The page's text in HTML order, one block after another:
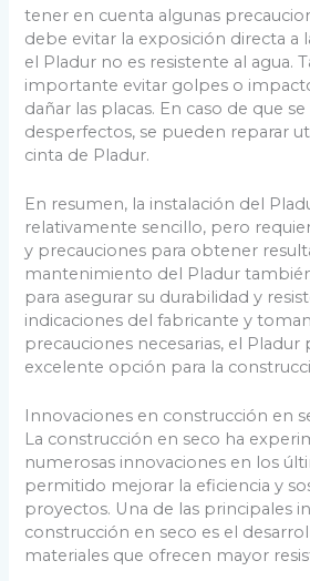
tener en cuenta algunas
debe evitar la exposición directa a
el Pladur no es resistente al agua.
importante evitar golpes o
dañar las placas. En caso de que
desperfectos, se pueden reparar
cinta de Pladur.
En resumen, la instalación del
relativamente sencillo, pero
y precauciones para obtener
mantenimiento del Pladur
para asegurar su durabilidad y
indicaciones del fabricante y
precauciones necesarias, el Pladur
excelente opción para la
Innovaciones en construcción en
La construcción en seco ha
numerosas innovaciones en los
permitido mejorar la eficiencia y
proyectos. Una de las principales
construcción en seco es el
materiales que ofrecen mayor